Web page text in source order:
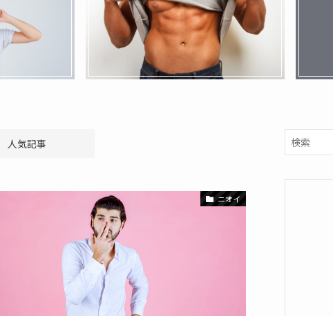
人気記事
ニオイ